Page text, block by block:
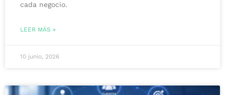
cada negocio.
LEER MÁS »
10 junio, 2026